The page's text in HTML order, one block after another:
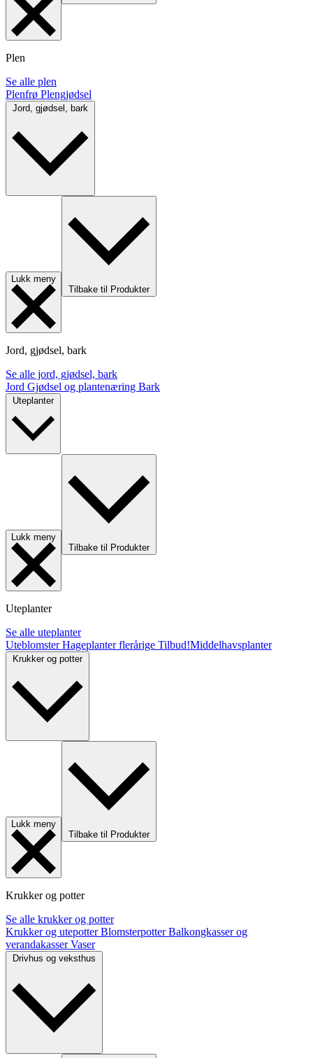
Plen
Se alle plen
Plenfrø Plengjødsel
Lukk meny
Tilbake til Produkter
Jord, gjødsel, bark
Se alle jord, gjødsel, bark
Jord Gjødsel og plantenæring Bark
Uteplanter
Lukk meny
Tilbake til Produkter
Uteplanter
Se alle uteplanter
UteblomsterHageplanter flerårige Tilbud!Middelhavsplanter
Krukker og potter
Lukk meny
Tilbake til Produkter
Krukker og potter
Se alle krukker og potter
Krukker og utepotterBlomsterpotterBalkongkasser og
verandakasserVaser